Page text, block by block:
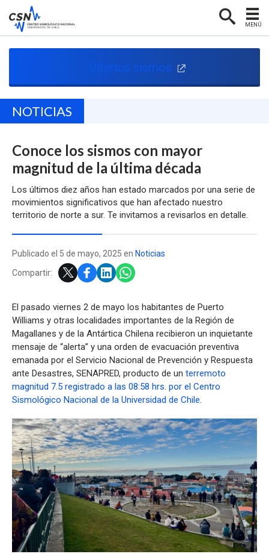
MENÚ
PORTADA
CENTRO SISMOLÓGICO
NOTICIAS
CONTACTO
Últimos sismos
NOTICIAS
Conoce los sismos con mayor
magnitud de la última década
Los últimos diez años han estado marcados por una serie de
movimientos significativos que han afectado nuestro
territorio de norte a sur. Te invitamos a revisarlos en detalle.
Publicado el 5 de mayo, 2025 en Noticias
Compartir:
El pasado viernes 2 de mayo los habitantes de Puerto
Williams y otras localidades importantes de la Región de
Magallanes y de la Antártica Chilena recibieron un inquietante
mensaje de “alerta” y una orden de evacuación preventiva
emanada por el Servicio Nacional de Prevención y Respuesta
ante Desastres, SENAPRED, producto de un terremoto
magnitud 7.5 registrado a las 08:58 hrs. por el Centro
Sismológico Nacional de la Universidad de Chile.